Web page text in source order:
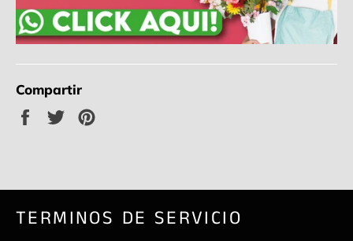
Compartir
Compartir
Tuitear
TERMINOS DE SERVICIO